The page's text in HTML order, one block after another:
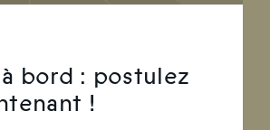
bord : postulez
!